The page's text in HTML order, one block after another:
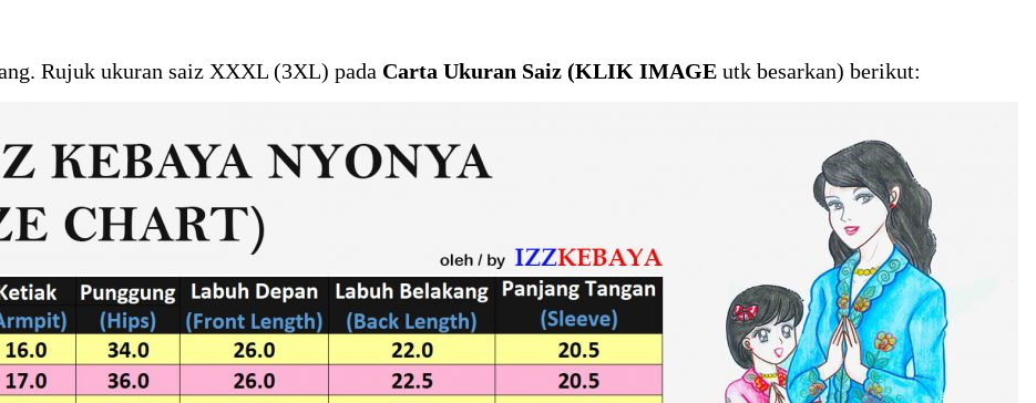
Rujuk ukuran saiz XXXL (3XL) pada Carta Ukuran Saiz (KLIK IMAGE utk besarkan) berikut: